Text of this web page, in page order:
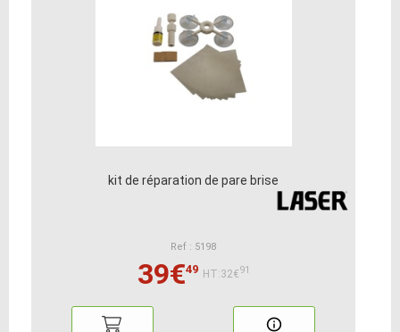
kit de réparation de pare brise
Ref : 5198
39€49 HT:32€91